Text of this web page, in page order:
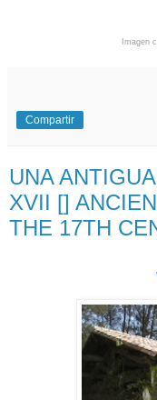
Imagen
Compartir
UNA
XVII []
THE 17TH